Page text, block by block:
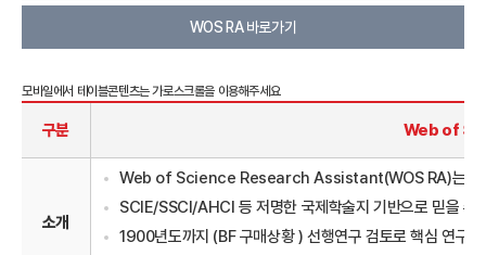
WOS RA 바로가기
구분 Web of
소개
Web of Science Research Assistant(WOS RA)는 생성
SCIE/SSCI/AHCI 등 저명한 국제학술지 기반으로 믿을 수
1900년도까지 (BF 구매상황 ) 선행연구 검토로 핵심 연구